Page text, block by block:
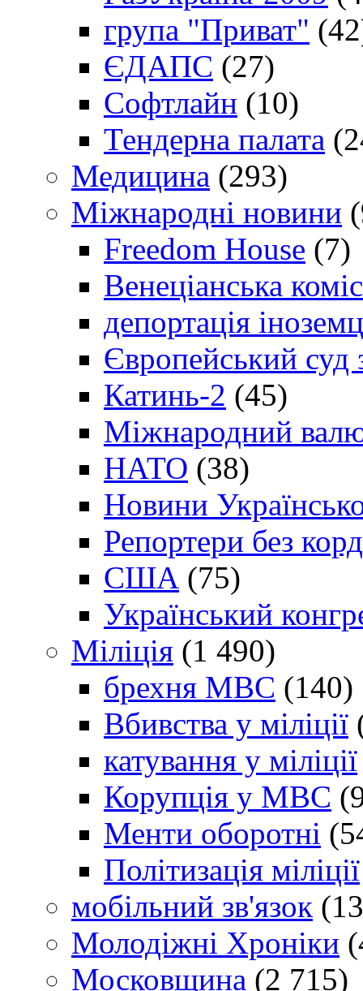
група "Приват"
ЄДАПС (27)
Софтлайн (10)
Тендерна палата
Медицина (293)
Міжнародні новини
Freedom House (7)
Венеціанська
депортація
Європейський
Катинь-2 (45)
Міжнародний
НАТО (38)
Новини
Репортери без
США (75)
Український
Міліція (1 490)
брехня МВС (140)
Вбивства у міліції
катування у міліції
Корупція у МВС
Менти оборотні
Політизація міліції
мобільний зв'язок
Молодіжні Хроніки
Московщина (2 715)